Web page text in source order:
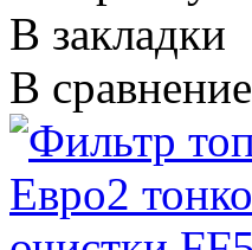
В закладки
В сравнение